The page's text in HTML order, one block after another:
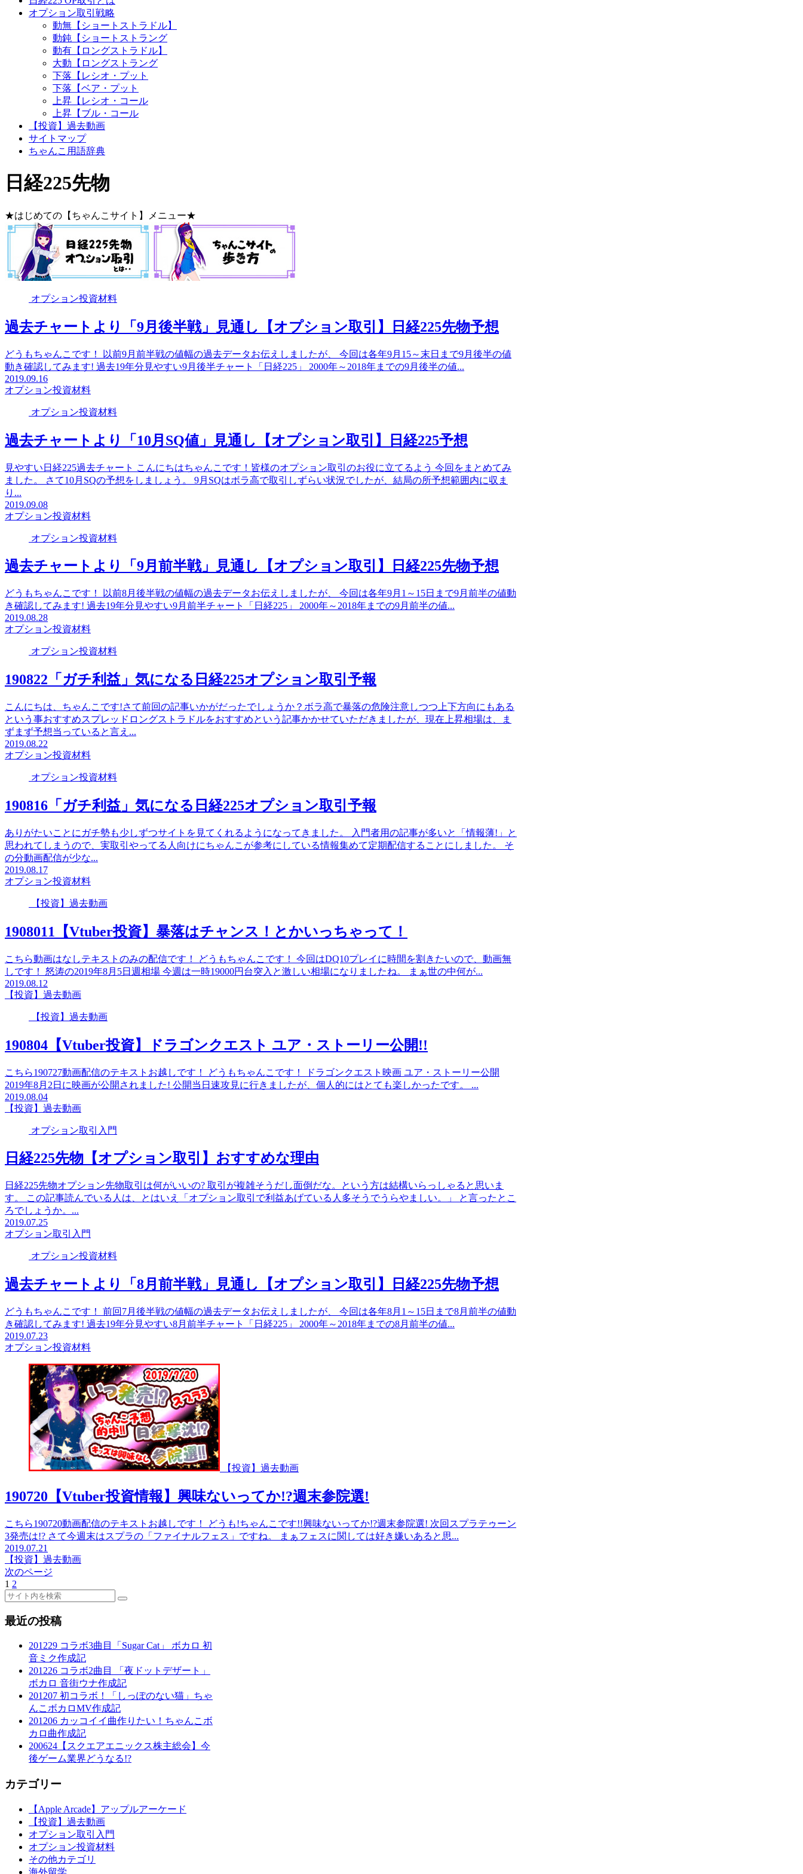
オプション取引戦略
動無【ショートストラドル】
動鈍【ショートストラング
動有【ロングストラドル】
大動【ロングストラング
下落【レシオ・プット
下落【ベア・プット
上昇【レシオ・コール
上昇【ブル・コール
【投資】過去動画
サイトマップ
ちゃんこ用語辞典
日経225先物
★はじめての【ちゃんこサイト】メニュー★
オプション投資材料
過去チャートより「9月後半戦」見通し【オプション取引】日経225先物予想
どうもちゃんこです！ 以前9月前半戦の値幅の過去データお伝えしましたが、 今回は各年9月15～末日まで9月後半の値
動き確認してみます! 過去19年分見やすい9月後半チャート「日経225」 2000年～2018年までの9月後半の値...
2019.09.16
オプション投資材料
オプション投資材料
過去チャートより「10月SQ値」見通し【オプション取引】日経225予想
見やすい日経225過去チャート こんにちはちゃんこです！皆様のオプション取引のお役に立てるよう 今回をまとめてみ
ました。 さて10月SQの予想をしましょう。 9月SQはボラ高で取引しずらい状況でしたが、結局の所予想範囲内に収ま
り...
2019.09.08
オプション投資材料
オプション投資材料
過去チャートより「9月前半戦」見通し【オプション取引】日経225先物予想
どうもちゃんこです！ 以前8月後半戦の値幅の過去データお伝えしましたが、 今回は各年9月1～15日まで9月前半の値動
き確認してみます! 過去19年分見やすい9月前半チャート「日経225」 2000年～2018年までの9月前半の値...
2019.08.28
オプション投資材料
オプション投資材料
190822「ガチ利益」気になる日経225オプション取引予報
こんにちは、ちゃんこです!さて前回の記事いかがだったでしょうか？ボラ高で暴落の危険注意しつつ上下方向にもある
という事おすすめスプレッドロングストラドルをおすすめという記事かかせていただきましたが、現在上昇相場は、ま
ずまず予想当っていると言え...
2019.08.22
オプション投資材料
オプション投資材料
190816「ガチ利益」気になる日経225オプション取引予報
ありがたいことにガチ勢も少しずつサイトを見てくれるようになってきました。 入門者用の記事が多いと「情報薄!」と
思われてしまうので、実取引やってる人向けにちゃんこが参考にしている情報集めて定期配信することにしました。 そ
の分動画配信が少な...
2019.08.17
オプション投資材料
【投資】過去動画
1908011【Vtuber投資】暴落はチャンス！とかいっちゃって！
こちら動画はなしテキストのみの配信です！ どうもちゃんこです！ 今回はDQ10プレイに時間を割きたいので、動画無
しです！ 怒涛の2019年8月5日週相場 今週は一時19000円台突入と激しい相場になりましたね。 まぁ世の中何が...
2019.08.12
【投資】過去動画
【投資】過去動画
190804【Vtuber投資】ドラゴンクエスト ユア・ストーリー公開!!
こちら190727動画配信のテキストお越しです！ どうもちゃんこです！ ドラゴンクエスト映画 ユア・ストーリー公開
2019年8月2日に映画が公開されました! 公開当日速攻見に行きましたが、個人的にはとても楽しかったです。 ...
2019.08.04
【投資】過去動画
オプション取引入門
日経225先物【オプション取引】おすすめな理由
日経225先物オプション先物取引は何がいいの? 取引が複雑そうだし面倒だな。という方は結構いらっしゃると思いま
す。 この記事読んでいる人は、とはいえ「オプション取引で利益あげている人多そうでうらやましい。」 と言ったとこ
ろでしょうか。...
2019.07.25
オプション取引入門
オプション投資材料
過去チャートより「8月前半戦」見通し【オプション取引】日経225先物予想
どうもちゃんこです！ 前回7月後半戦の値幅の過去データお伝えしましたが、 今回は各年8月1～15日まで8月前半の値動
き確認してみます! 過去19年分見やすい8月前半チャート「日経225」 2000年～2018年までの8月前半の値...
2019.07.23
オプション投資材料
【投資】過去動画
190720【Vtuber投資情報】興味ないってか!?週末参院選!
こちら190720動画配信のテキストお越しです！ どうも!ちゃんこです!!興味ないってか!?週末参院選! 次回スプラテゥーン
3発売は!? さて今週末はスプラの「ファイナルフェス」ですね。 まぁフェスに関しては好き嫌いあると思...
2019.07.21
【投資】過去動画
次のページ
1 2
最近の投稿
201229 コラボ3曲目「Sugar Cat」 ボカロ 初
音ミク作成記
201226 コラボ2曲目 「夜ドットデザート」
ボカロ 音街ウナ作成記
201207 初コラボ！「しっぽのない猫」ちゃ
んこボカロMV作成記
201206 カッコイイ曲作りたい！ちゃんこボ
カロ曲作成記
200624【スクエアエニックス株主総会】今
後ゲーム業界どうなる!?
カテゴリー
【Apple Arcade】アップルアーケード
【投資】過去動画
オプション取引入門
オプション投資材料
その他カテゴリ
海外留学